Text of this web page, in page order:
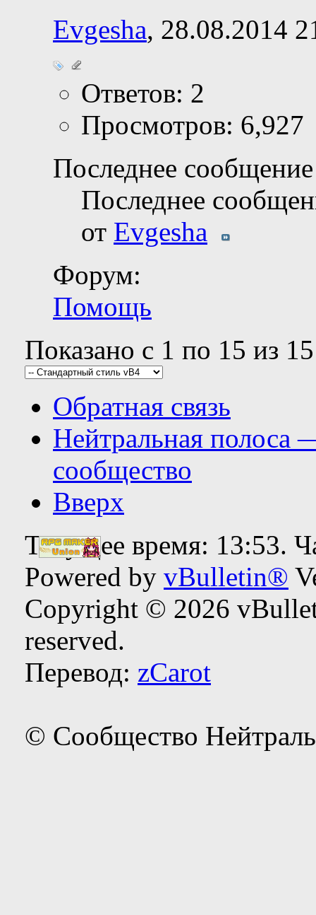
Evgesha, 28.08.2014
Ответов: 2
Просмотров: 6,927
Последнее
Последнее
от Evgesha
Форум:
Помощь
Показано с 1 по 15 из 15
Обратная связь
Нейтральная полоса
сообщество
Вверх
Текущее время: 13:53.
Powered by vBulletin®
Copyright © 2026
reserved.
Перевод: zCarot
© Сообщество